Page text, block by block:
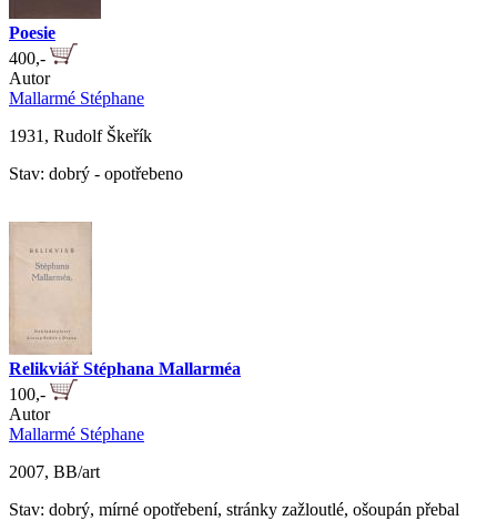
Poesie
400,-
Autor
Mallarmé Stéphane
1931, Rudolf Škeřík
Stav: dobrý - opotřebeno
Relikviář Stéphana Mallarméa
100,-
Autor
Mallarmé Stéphane
2007, BB/art
Stav: dobrý, mírné opotřebení, stránky zažloutlé, ošoupán přebal